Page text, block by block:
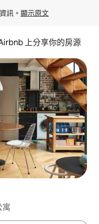
訊。 顯示原文
上分享你的房源
寓